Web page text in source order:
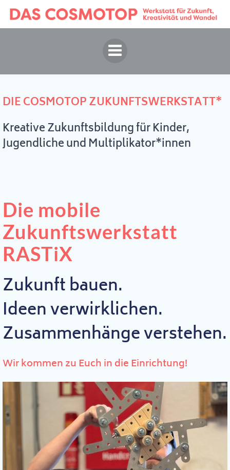
Springe
zum
Inhalt
DIE COSMOTOP ZUKUNFTSWERKSTATT*
Kreative Zukunftsbildung für Kinder,
Jugendliche und Multiplikator*innen
Die mobile
Zukunftswerkstatt
RASTiX
Zukunft bauen.
Ideen verwirklichen.
Zusammenhänge verstehen.
Wir kommen zu Euch in die Einrichtung!